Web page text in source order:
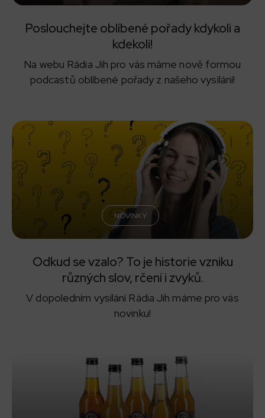
Poslouchejte oblíbené pořady kdykoli a
kdekoli!
Na webu Rádia Jih pro vás máme nově formou
podcastů oblíbené pořady z našeho vysílání!
NOVINKY
Odkud se vzalo? To je historie vzniku
různých slov, rčení i zvyků.
V dopoledním vysílání Rádia Jih máme pro vás
novinku!